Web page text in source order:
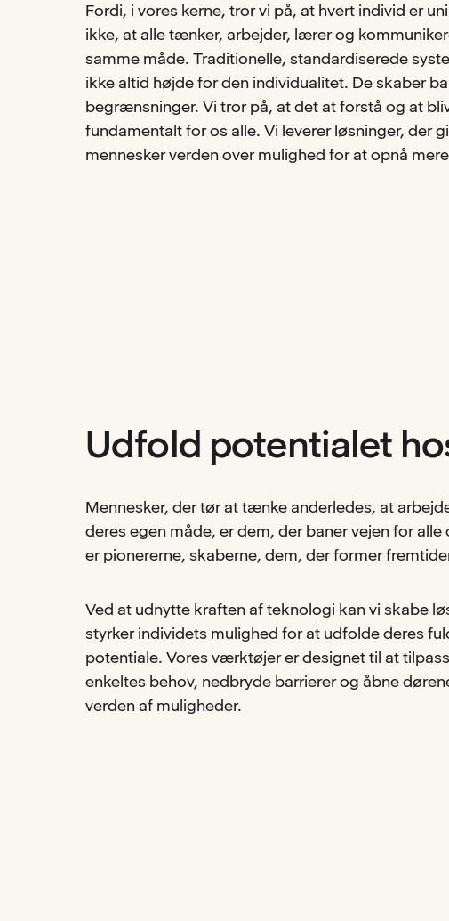
Fordi, i vores kerne, tror vi på, at hvert individ er
ikke, at alle tænker, arbejder, lærer og
samme måde. Traditionelle, standardiserede
ikke altid højde for den individualitet. De skaber
begrænsninger. Vi tror på, at det at forstå og at
fundamentalt for os alle. Vi leverer løsninger, der
mennesker verden over mulighed for at opnå
Udfold potentialet
Mennesker, der tør at tænke anderledes, at
deres egen måde, er dem, der baner vejen for alle
er pionererne, skaberne, dem, der former
Ved at udnytte kraften af teknologi kan vi skabe
styrker individets mulighed for at udfolde deres
potentiale. Vores værktøjer er designet til at
enkeltes behov, nedbryde barrierer og åbne
verden af muligheder.